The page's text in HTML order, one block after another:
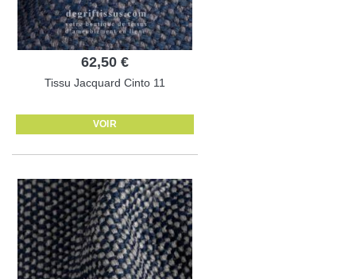
62,50 €
Tissu Jacquard Cinto 11
VOIR